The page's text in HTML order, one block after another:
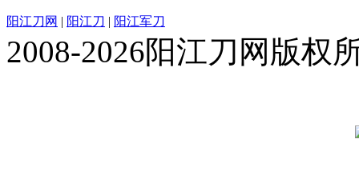
阳江刀网 | 阳江刀 | 阳江军刀
2008-2026阳江刀网版权